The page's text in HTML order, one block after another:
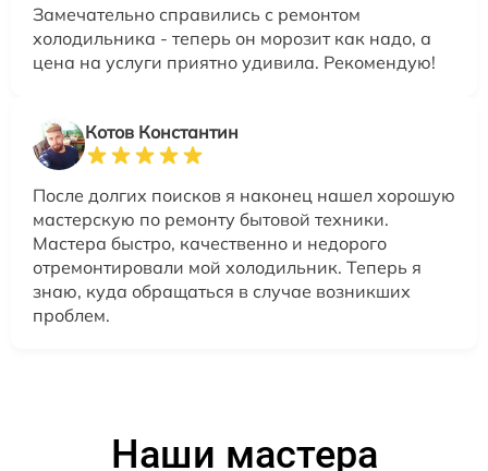
Замечательно справились с ремонтом
холодильника - теперь он морозит как надо, а
цена на услуги приятно удивила. Рекомендую!
Котов Константин
После долгих поисков я наконец нашел хорошую
мастерскую по ремонту бытовой техники.
Мастера быстро, качественно и недорого
отремонтировали мой холодильник. Теперь я
знаю, куда обращаться в случае возникших
проблем.
Наши мастера